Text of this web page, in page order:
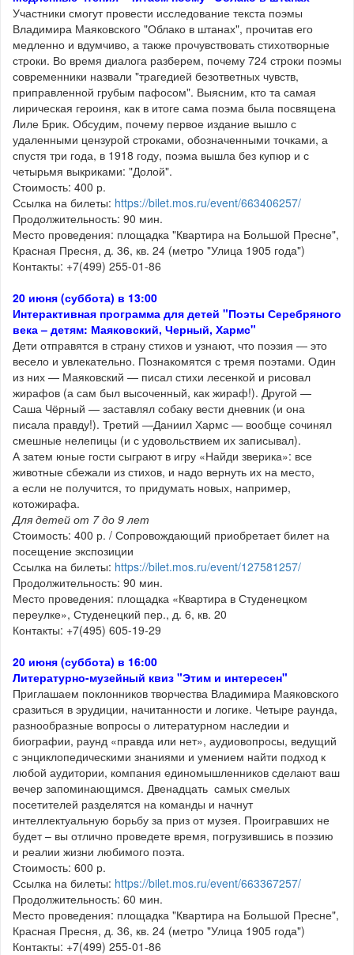
Участники смогут провести исследование текста поэмы
Владимира Маяковского "Облако в штанах", прочитав его
медленно и вдумчиво, а также прочувствовать стихотворные
строки. Во время диалога разберем, почему 724 строки поэмы
современники назвали "трагедией безответных чувств,
приправленной грубым пафосом". Выясним, кто та самая
лирическая героиня, как в итоге сама поэма была посвящена
Лиле Брик. Обсудим, почему первое издание вышло с
удаленными цензурой строками, обозначенными точками, а
спустя три года, в 1918 году, поэма вышла без купюр и с
четырьмя выкриками: "Долой".
Стоимость: 400 р.
Ссылка на билеты: https://bilet.mos.ru/event/663406257/
Продолжительность: 90 мин.
Место проведения: площадка "Квартира на Большой Пресне",
Красная Пресня, д. 36, кв. 24 (метро "Улица 1905 года")
Контакты: +7(499) 255-01-86
20 июня (суббота) в 13:00
Интерактивная программа для детей "Поэты Серебряного
века – детям: Маяковский, Черный, Хармс"
Дети отправятся в страну стихов и узнают, что поэзия — это
весело и увлекательно. Познакомятся с тремя поэтами. Один
из них — Маяковский — писал стихи лесенкой и рисовал
жирафов (а сам был высоченный, как жираф!). Другой —
Саша Чёрный — заставлял собаку вести дневник (и она
писала правду!). Третий —Даниил Хармс — вообще сочинял
смешные нелепицы (и с удовольствием их записывал).
А затем юные гости сыграют в игру «Найди зверика»: все
животные сбежали из стихов, и надо вернуть их на место,
а если не получится, то придумать новых, например,
котожирафа.
Для детей от 7 до 9 лет
Стоимость: 400 р. / Сопровождающий приобретает билет на
посещение экспозиции
Ссылка на билеты: https://bilet.mos.ru/event/127581257/
Продолжительность: 90 мин.
Место проведения: площадка «Квартира в Студенецком
переулке», Студенецкий пер., д. 6, кв. 20
Контакты: +7(495) 605-19-29
20 июня (суббота) в 16:00
Литературно-музейный квиз "Этим и интересен"
Приглашаем поклонников творчества Владимира Маяковского
сразиться в эрудиции, начитанности и логике. Четыре раунда,
разнообразные вопросы о литературном наследии и
биографии, раунд «правда или нет», аудиовопросы, ведущий
с энциклопедическими знаниями и умением найти подход к
любой аудитории, компания единомышленников сделают ваш
вечер запоминающимся. Двенадцать самых смелых
посетителей разделятся на команды и начнут
интеллектуальную борьбу за приз от музея. Проигравших не
будет – вы отлично проведете время, погрузившись в поэзию
и реалии жизни любимого поэта.
Стоимость: 600 р.
Ссылка на билеты: https://bilet.mos.ru/event/663367257/
Продолжительность: 60 мин.
Место проведения: площадка "Квартира на Большой Пресне",
Красная Пресня, д. 36, кв. 24 (метро "Улица 1905 года")
Контакты: +7(499) 255-01-86